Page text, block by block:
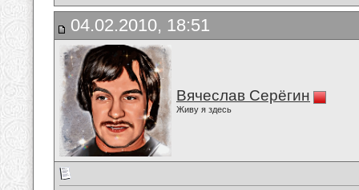
04.02.2010, 18:51
Вячеслав Серёгин
Живу я здесь